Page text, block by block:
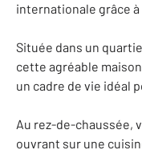
internationale grâce
Située dans un
cette agréable
un cadre de vie idéal
Au rez-de-chaussée,
ouvrant sur une